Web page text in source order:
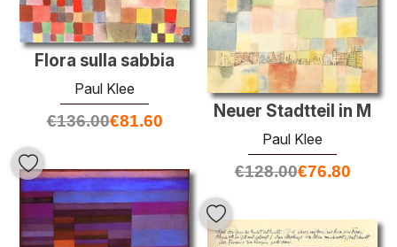
Flora sulla sabbia
Paul Klee
€136.00€81.60 Neuer Stadtteil in M
Paul Klee
€128.00€76.80